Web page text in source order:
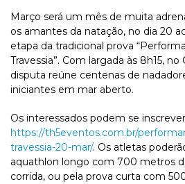
Março será um mês de muita
os amantes da natação, no dia 20
etapa da tradicional prova
Travessia”. Com largada às 8h15,
disputa reúne centenas de
iniciantes em mar aberto.
Os interessados podem se
https://th5eventos.com.br/
travessia-20-mar/. Os atletas
aquathlon longo com 700 metros
corrida, ou pela prova curta com